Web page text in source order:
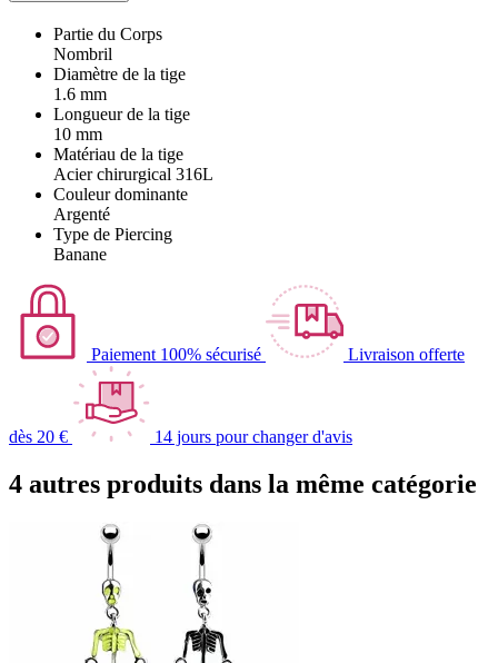
Partie du Corps
Nombril
Diamètre de la tige
1.6 mm
Longueur de la tige
10 mm
Matériau de la tige
Acier chirurgical 316L
Couleur dominante
Argenté
Type de Piercing
Banane
Paiement 100% sécurisé Livraison offerte
dès 20 € 14 jours pour changer d'avis
4 autres produits dans la même catégorie